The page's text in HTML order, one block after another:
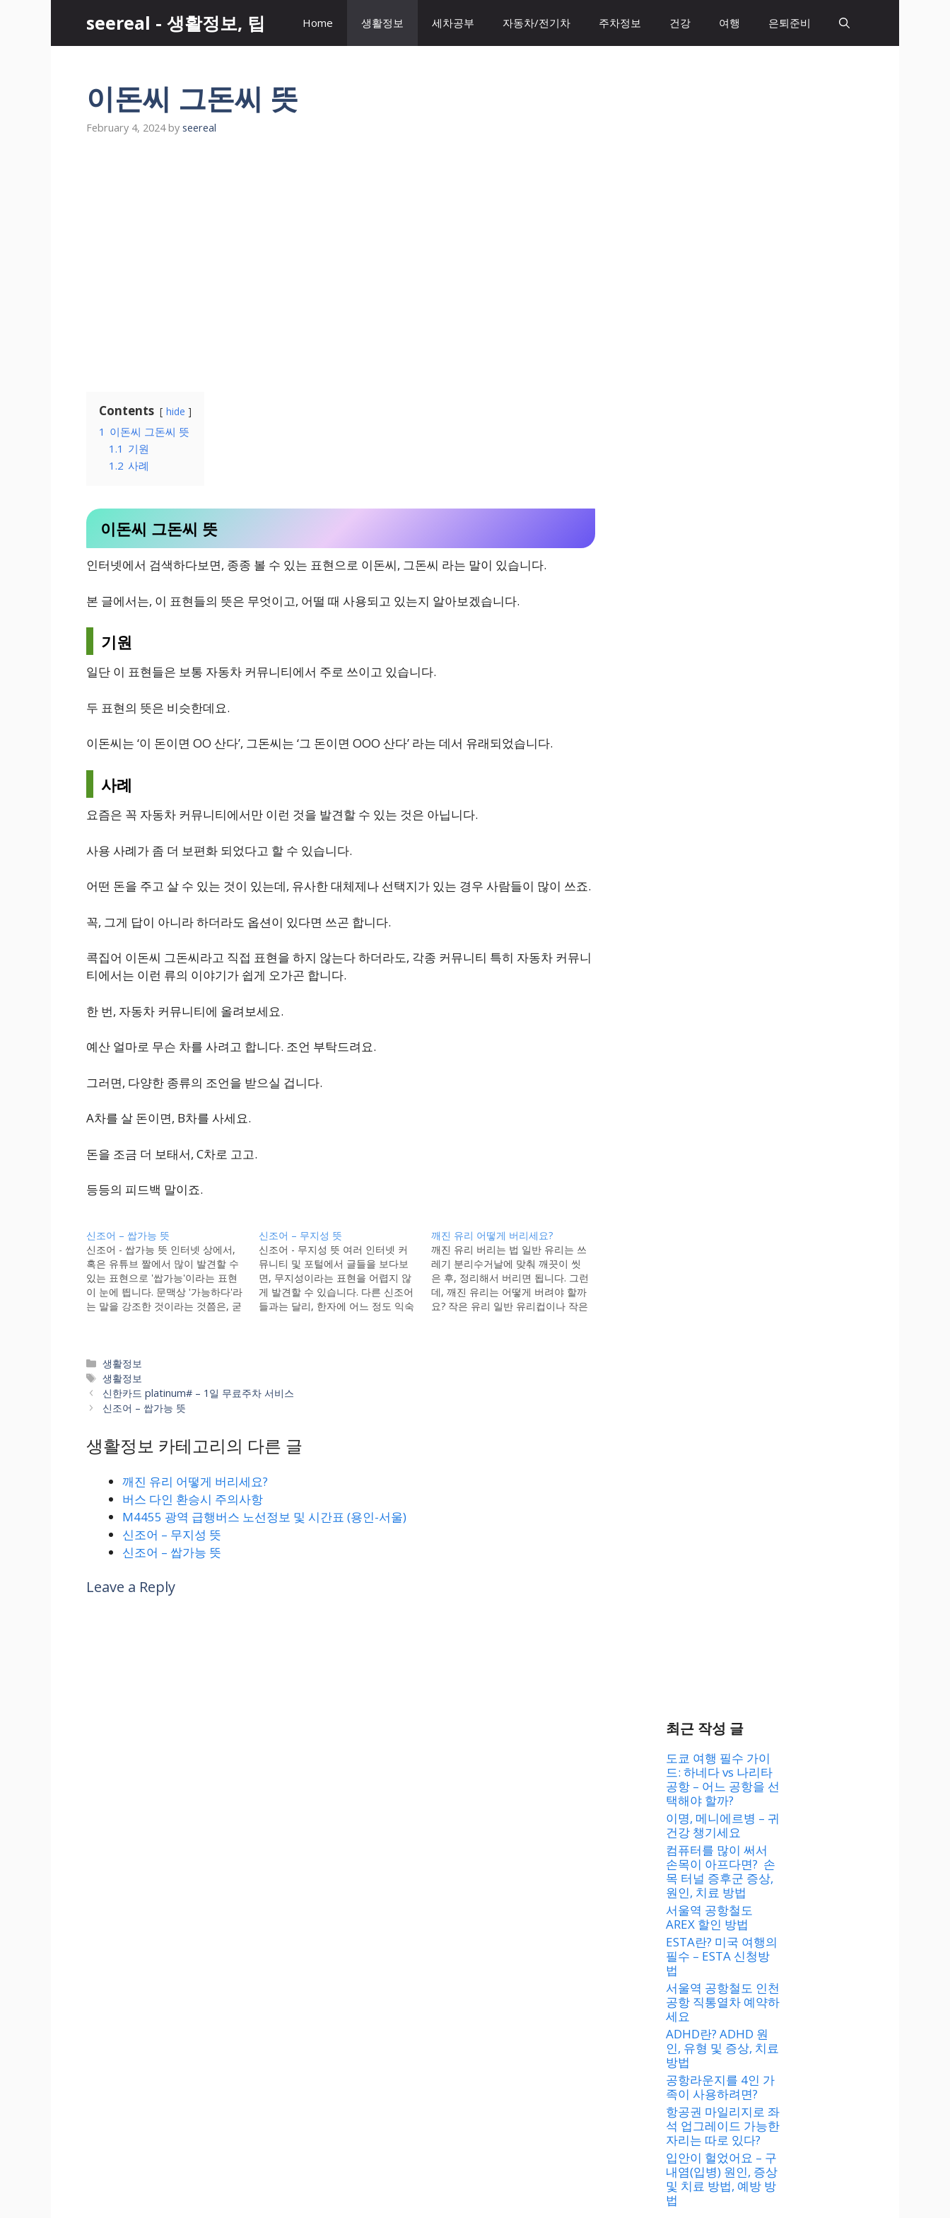
seereal - 생활정보, 팁 Home 생활정보 세차공부 자동차/전기차 주차정보 건강 여행 은퇴준비
이돈씨 그돈씨 뜻
February 4, 2024 by seereal
Contents hide
1 이돈씨 그돈씨 뜻
1.1 기원
1.2 사례
이돈씨 그돈씨 뜻
인터넷에서 검색하다보면, 종종 볼 수 있는 표현으로 이돈씨, 그돈씨 라는 말이 있습니다.
본 글에서는, 이 표현들의 뜻은 무엇이고, 어떨 때 사용되고 있는지 알아보겠습니다.
기원
일단 이 표현들은 보통 자동차 커뮤니티에서 주로 쓰이고 있습니다.
두 표현의 뜻은 비슷한데요.
이돈씨는 ‘이 돈이면 OO 산다’, 그돈씨는 ‘그 돈이면 OOO 산다’ 라는 데서 유래되었습니다.
사례
요즘은 꼭 자동차 커뮤니티에서만 이런 것을 발견할 수 있는 것은 아닙니다.
사용 사례가 좀 더 보편화 되었다고 할 수 있습니다.
어떤 돈을 주고 살 수 있는 것이 있는데, 유사한 대체제나 선택지가 있는 경우 사람들이 많이 쓰죠.
꼭, 그게 답이 아니라 하더라도 옵션이 있다면 쓰곤 합니다.
콕집어 이돈씨 그돈씨라고 직접 표현을 하지 않는다 하더라도, 각종 커뮤니티 특히 자동차 커뮤니
티에서는 이런 류의 이야기가 쉽게 오가곤 합니다.
한 번, 자동차 커뮤니티에 올려보세요.
예산 얼마로 무슨 차를 사려고 합니다. 조언 부탁드려요.
그러면, 다양한 종류의 조언을 받으실 겁니다.
A차를 살 돈이면, B차를 사세요.
돈을 조금 더 보태서, C차로 고고.
등등의 피드백 말이죠.
신조어 – 쌉가능 뜻
신조어 - 쌉가능 뜻 인터넷 상에서,
혹은 유튜브 짤에서 많이 발견할 수
있는 표현으로 '쌉가능'이라는 표현
이 눈에 띕니다. 문맥상 '가능하다'라
는 말을 강조한 것이라는 것쯤은, 굳
전', '매우', '특히' 등을 강조하는 의
미로 사용하고 있습니다. 에전에
'개'를 앞에 붙여서 사용한 것과…
신조어 – 무지성 뜻
신조어 - 무지성 뜻 여러 인터넷 커
뮤니티 및 포털에서 글들을 보다보
면, 무지성이라는 표현을 어렵지 않
게 발견할 수 있습니다. 다른 신조어
들과는 달리, 한자에 어느 정도 익숙
표현은 진격의…
깨진 유리 어떻게 버리세요?
깨진 유리 버리는 법 일반 유리는 쓰
레기 분리수거날에 맞춰 깨끗이 씻
은 후, 정리해서 버리면 됩니다. 그런
데, 깨진 유리는 어떻게 버려야 할까
요? 작은 유리 일반 유리컵이나 작은
Categories
생활정보
Tags
생활정보
신한카드 platinum# – 1일 무료주차 서비스
신조어 – 쌉가능 뜻
생활정보 카테고리의 다른 글
깨진 유리 어떻게 버리세요?
버스 다인 환승시 주의사항
M4455 광역 급행버스 노선정보 및 시간표 (용인-서울)
신조어 – 무지성 뜻
신조어 – 쌉가능 뜻
Leave a Reply
최근 작성 글
도쿄 여행 필수 가이
드: 하네다 vs 나리타
공항 – 어느 공항을 선
택해야 할까?
이명, 메니에르병 – 귀
건강 챙기세요
컴퓨터를 많이 써서
손목이 아프다면? 손
목 터널 증후군 증상,
원인, 치료 방법
서울역 공항철도
AREX 할인 방법
ESTA란? 미국 여행의
필수 – ESTA 신청방
법
서울역 공항철도 인천
공항 직통열차 예약하
세요
ADHD란? ADHD 원
인, 유형 및 증상, 치료
방법
공항라운지를 4인 가
족이 사용하려면?
항공권 마일리지로 좌
석 업그레이드 가능한
자리는 따로 있다?
입안이 헐었어요 – 구
내염(입병) 원인, 증상
및 치료 방법, 예방 방
법